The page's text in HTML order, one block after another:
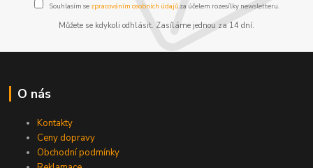
Souhlasím se zpracováním osobních údajůza účelem rozesílky newsletteru.
Můžete se kdykoli odhlásit. Zasíláme jednou za 14 dní.
O nás
Kontakty
Ceny dopravy
Obchodní podmínky